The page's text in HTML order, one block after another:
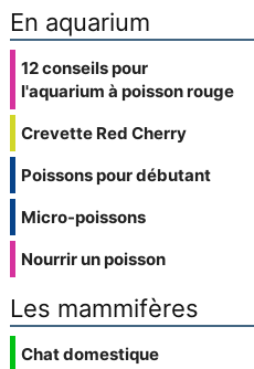
En aquarium
12 conseils pour
l'aquarium à poisson rouge
Crevette Red Cherry
Poissons pour débutant
Micro-poissons
Nourrir un poisson
Les mammifères
Chat domestique